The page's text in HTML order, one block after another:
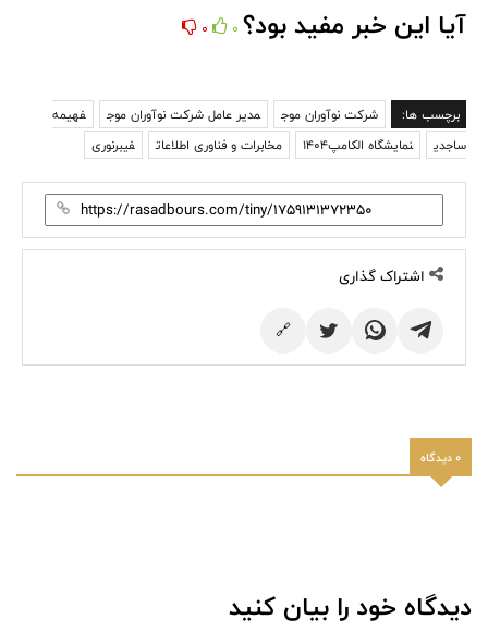
آیا این خبر مفید بود؟ 0
0
برچسب ها: شرکت نوآوران موج مدیر عامل شرکت نوآوران موج
فهیمه
ساجدی
نمایشگاه الکامپ1404 مخابرات و فناوری اطلاعات فیبرنوری
اشتراک گذاری
🔗
0 دیدگاه
دیدگاه خود را بیان کنید